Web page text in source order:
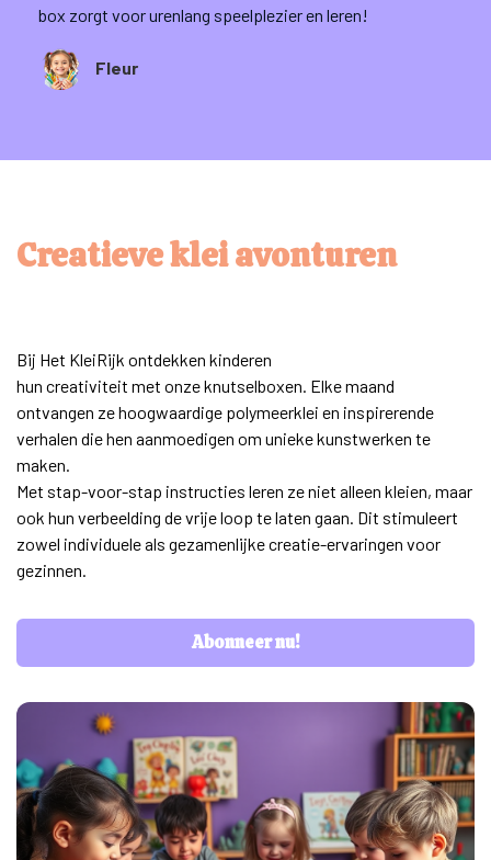
box zorgt voor urenlang speelplezier en leren!
Fleur
Creatieve klei avonturen
Bij Het KleiRijk ontdekken kinderen
hun creativiteit met onze knutselboxen. Elke maand
ontvangen ze hoogwaardige polymeerklei en inspirerende
verhalen die hen aanmoedigen om unieke kunstwerken te
maken.
Met stap-voor-stap instructies leren ze niet alleen kleien, maar
ook hun verbeelding de vrije loop te laten gaan. Dit stimuleert
zowel individuele als gezamenlijke creatie-ervaringen voor
gezinnen.
Abonneer nu!